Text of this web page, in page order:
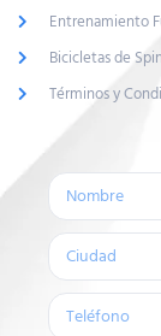
Entrenamiento
Bicicletas de
Términos y